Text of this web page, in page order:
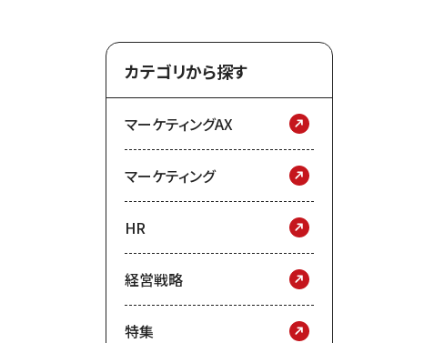
カテゴリから探す
マーケティングAX
マーケティング
HR
経営戦略
特集